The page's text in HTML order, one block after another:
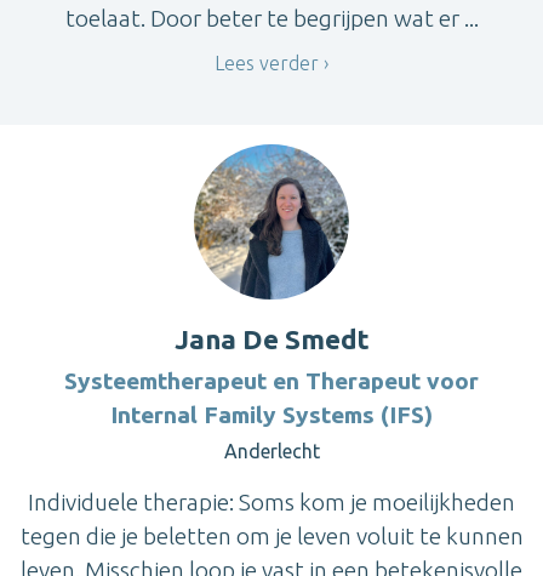
toelaat. Door beter te begrijpen wat er ...
Lees verder
Jana De Smedt
Systeemtherapeut en Therapeut voor
Internal Family Systems (IFS)
Anderlecht
Individuele therapie: Soms kom je moeilijkheden
tegen die je beletten om je leven voluit te kunnen
leven. Misschien loop je vast in een betekenisvolle